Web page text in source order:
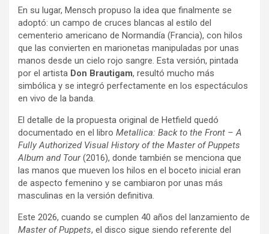
r
En su lugar, Mensch propuso la idea que finalmente se
adoptó: un campo de cruces blancas al estilo del
cementerio americano de Normandía (Francia), con hilos
que las convierten en marionetas manipuladas por unas
manos desde un cielo rojo sangre. Esta versión, pintada
por el artista Don Brautigam, resultó mucho más
simbólica y se integró perfectamente en los espectáculos
en vivo de la banda.
El detalle de la propuesta original de Hetfield quedó
documentado en el libro Metallica: Back to the Front – A
Fully Authorized Visual History of the Master of Puppets
Album and Tour(2016), donde también se menciona que
las manos que mueven los hilos en el boceto inicial eran
de aspecto femenino y se cambiaron por unas más
masculinas en la versión definitiva.
Este 2026, cuando se cumplen 40 años del lanzamiento de
Master of Puppets, el disco sigue siendo referente del